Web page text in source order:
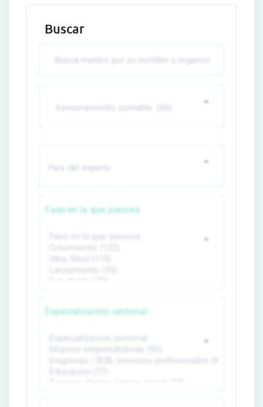
Buscar
Fase en la que asesora
Especialización sectorial